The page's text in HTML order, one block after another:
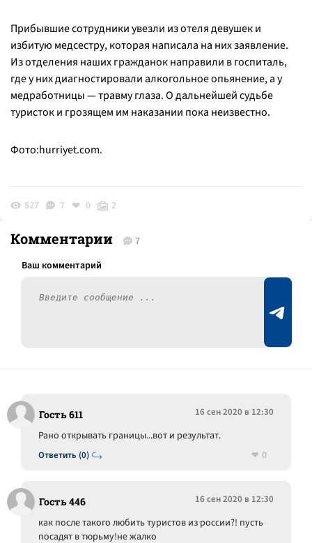
Прибывшие сотрудники увезли из отеля девушек и
избитую медсестру, которая написала на них заявление.
Из отделения наших гражданок направили в госпиталь,
где у них диагностировали алкогольное опьянение, а у
медработницы — травму глаза. О дальнейшей судьбе
туристок и грозящем им наказании пока неизвестно.
Фото:hurriyet.com.
527 7 0 2
Комментарии 7
Гость 611 16 сен 2020 в 12:30
Ответить (0)
Рано открывать границы...вот и результат.
0
Гость 446 16 сен 2020 в 12:30
как после такого любить туристов из россии?! пусть
посадят в тюрьму!не жалко